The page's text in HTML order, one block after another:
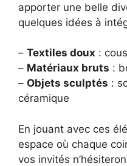
apporter une belle
quelques idées à
– Textiles doux :
– Matériaux bruts :
– Objets sculptés :
céramique
En jouant avec ces
espace où chaque
vos invités